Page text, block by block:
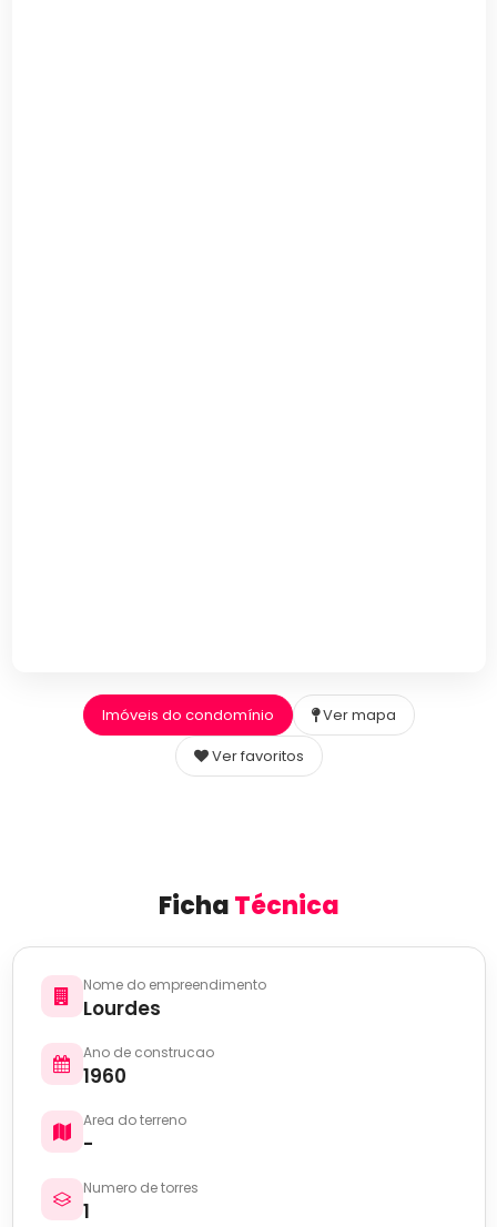
Imóveis do condomínio
Ver mapa
Ver favoritos
FichaTécnica
Nome do empreendimento
Lourdes
Ano de construcao
1960
Area do terreno
-
Numero de torres
1